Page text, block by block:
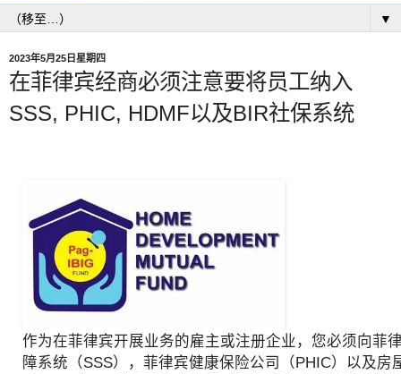
▼
2023年5月25日星期四
在菲律宾经商必须注意要将员工纳入
SSS, PHIC, HDMF以及BIR社保系统
作为在菲律宾开展业务的雇主或注册企业，您必须向菲
障系统（SSS），菲律宾健康保险公司（PHIC）以及房